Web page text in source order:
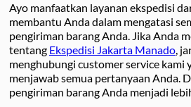
Ayo manfaatkan layanan ekspedisi
membantu Anda dalam mengatasi
pengiriman barang Anda. Jika Anda
tentang Ekspedisi Jakarta Manado,
menghubungi customer service kami
menjawab semua pertanyaan Anda.
pengiriman barang Anda menjadi